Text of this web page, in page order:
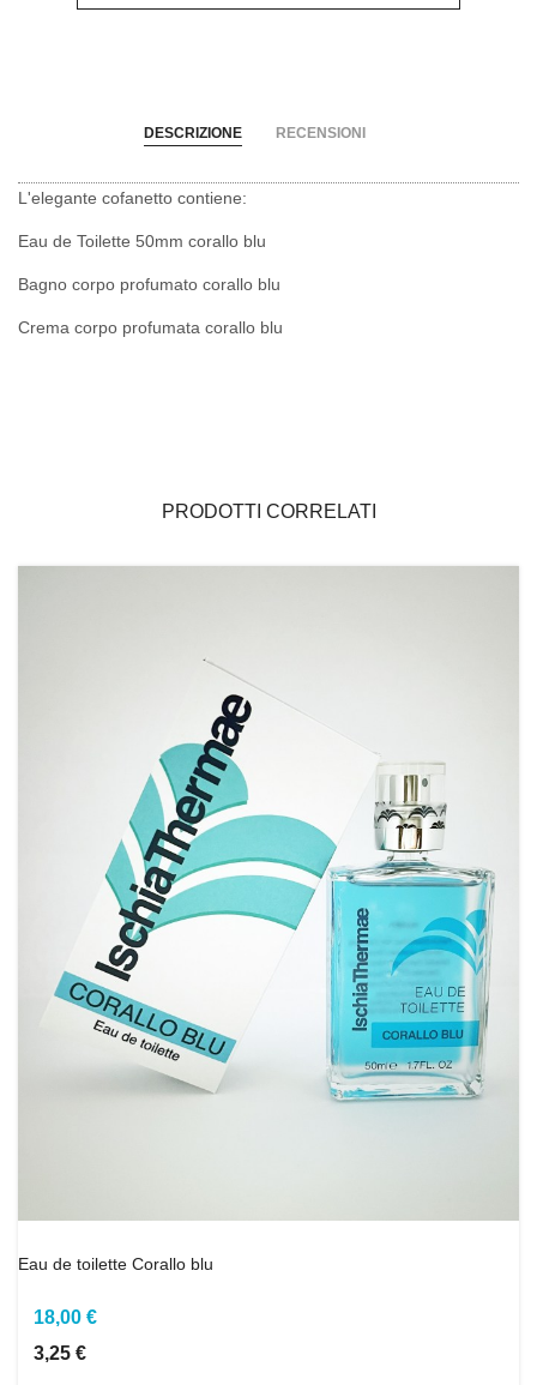
DESCRIZIONE RECENSIONI
L'elegante cofanetto contiene:
Eau de Toilette 50mm corallo blu
Bagno corpo profumato corallo blu
Crema corpo profumata corallo blu
PRODOTTI CORRELATI
Eau de toilette Corallo blu
18,00 €
3,25 €